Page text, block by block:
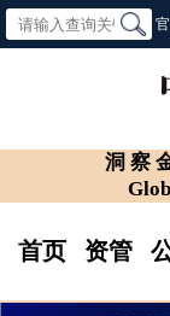
洞察
首页 资管